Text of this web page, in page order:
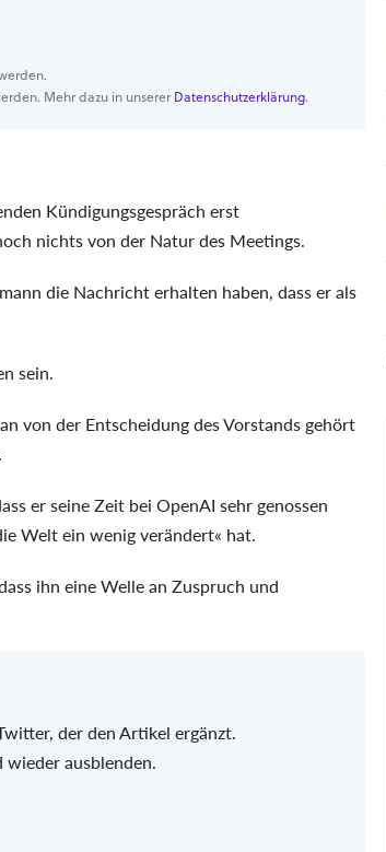
Mehr dazu in unsererDatenschutzerklärung.
Kündigungsgespräch erst
nichts von der Natur des Meetings.
die Nachricht erhalten haben, dass er als
sein.
von der Entscheidung des Vorstands gehört
er seine Zeit bei OpenAI sehr genossen
Welt ein wenig verändert« hat.
ihn eine Welle an Zuspruch und
der den Artikel ergänzt.
ausblenden.